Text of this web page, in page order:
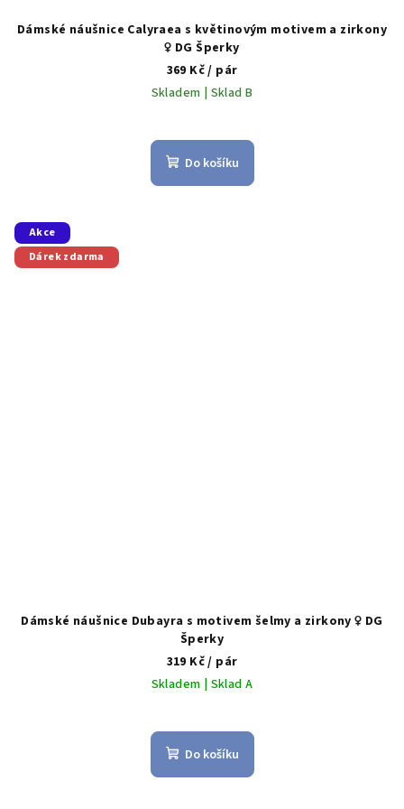
Dámské náušnice Calyraea s květinovým motivem a zirkony
♀️ DG Šperky
369 Kč/ pár
Skladem | Sklad B
Do košíku
Akce
Dárek zdarma
Dámské náušnice Dubayra s motivem šelmy a zirkony ♀️ DG
Šperky
319 Kč/ pár
Skladem | Sklad A
hodnocení
produktu
Do košíku